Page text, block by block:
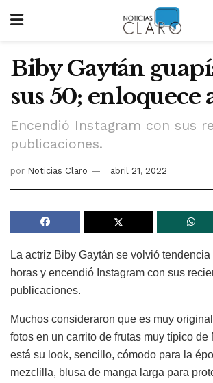
Biby Gaytán
sus 50; enloquece
Encendió Instagram con sus
publicaciones.
por Noticias Claro abril 21, 2022
La actriz Biby Gaytán se volvió
horas y encendió Instagram con sus
publicaciones.
Muchos consideraron que es muy
fotos en un carrito de frutas muy típico de
está su look, sencillo, cómodo para la
mezclilla, blusa de manga larga para